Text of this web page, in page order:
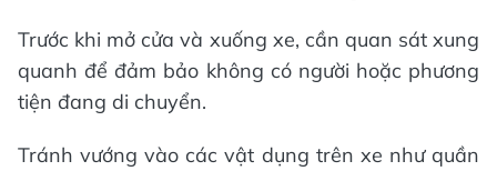
Trước khi mở cửa và xuống xe, cần quan sát xung
quanh để đảm bảo không có người hoặc phương
tiện đang di chuyển.
Tránh vướng vào các vật dụng trên xe như quần